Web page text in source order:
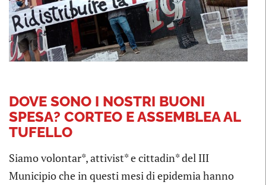
DOVE SONO I NOSTRI BUONI
SPESA? CORTEO E ASSEMBLEA AL
TUFELLO
Siamo volontar*, attivist* e cittadin* del III
Municipio che in questi mesi di epidemia hanno